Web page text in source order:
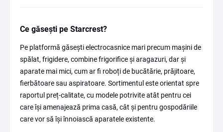
Ce găsești pe Starcrest?
Pe platformă găsești electrocasnice mari precum mașini de
spălat, frigidere, combine frigorifice și aragazuri, dar și
aparate mai mici, cum ar fi roboți de bucătărie, prăjitoare,
fierbătoare sau aspiratoare. Sortimentul este orientat spre
raportul preț-calitate, cu modele potrivite atât pentru cei
care își amenajează prima casă, cât și pentru gospodăriile
care vor să își înnoiască aparatele existente.